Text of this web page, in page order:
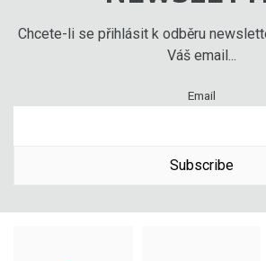
Chcete-li se přihlásit k odběru
Váš email...
Email
Subscribe